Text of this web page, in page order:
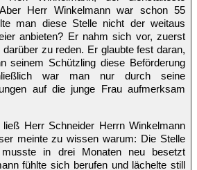
Herr Winkelmann war schon 55
man diese Stelle nicht der weitaus
anbieten? Er nahm sich vor, zuerst
zu reden. Er glaubte fest daran,
seinem Schützling diese Beförderung
war man nur durch seine
auf die junge Frau aufmerksam
Herr Schneider Herrn Winkelmann
meinte zu wissen warum: Die Stelle
musste in drei Monaten neu besetzt
fühlte sich berufen und lächelte still